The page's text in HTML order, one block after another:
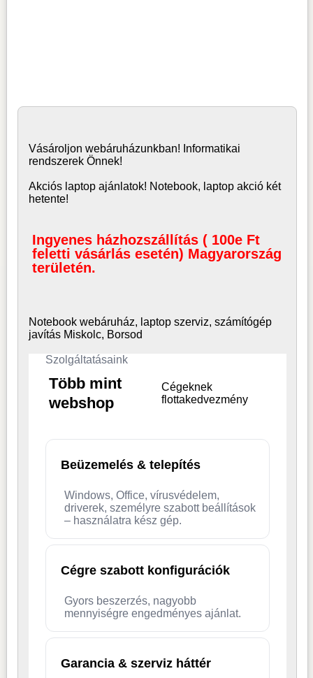
Vásároljon webáruházunkban! Informatikai
rendszerek Önnek!
Akciós laptop ajánlatok! Notebook, laptop akció két
hetente!
Ingyenes házhozszállítás ( 100e Ft
feletti vásárlás esetén) Magyarország
területén.
Notebook webáruház, laptop szerviz, számítógép
javítás Miskolc, Borsod
Szolgáltatásaink
Több mint
webshop
Cégeknek
flottakedvezmény
Beüzemelés & telepítés
Windows, Office, vírusvédelem,
driverek, személyre szabott beállítások
– használatra kész gép.
Cégre szabott konfigurációk
Gyors beszerzés, nagyobb
mennyiségre engedményes ajánlat.
Garancia & szerviz háttér